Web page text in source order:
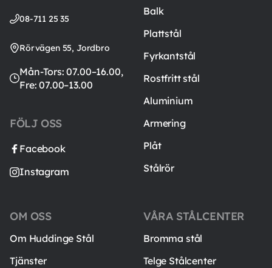
08-711 25 35
Rörvägen 55, Jordbro
Mån-Tors: 07.00–16.00,
Fre: 07.00–13.00
FÖLJ OSS
Facebook
Instagram
Balk
Plattstål
Fyrkantstål
Rostfritt stål
Aluminium
Armering
Plåt
Stålrör
VÅRA STÅLCENTER
Bromma stål
Telge Stålcenter
OM OSS
Om Huddinge Stål
Tjänster